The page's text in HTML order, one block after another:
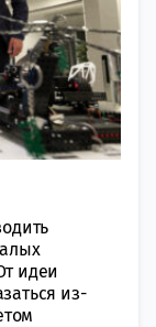
идеи
из-